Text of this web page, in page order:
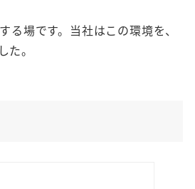
場です。当社はこの環境を、
。